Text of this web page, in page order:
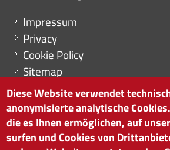
Menu footer
Impressum
Privacy
Cookie Policy
Sitemap
Cookie-Einstellungen
Diese Website verwendet
anonymisierte analytische
die es Ihnen ermöglichen, auf
surfen und Cookies von